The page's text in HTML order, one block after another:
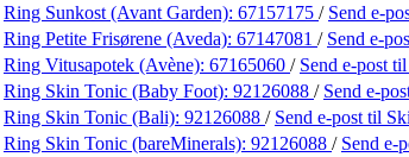
Ring Sunkost (Avant Garden): 67157175 / Send e-
Ring Petite Frisørene (Aveda): 67147081 / Send e-
Ring Vitusapotek (Avène): 67165060 / Send e-post til
Ring Skin Tonic (Baby Foot): 92126088 / Send e-
Ring Skin Tonic (Bali): 92126088 / Send e-post til
Ring Skin Tonic (bareMinerals): 92126088 / Send e-